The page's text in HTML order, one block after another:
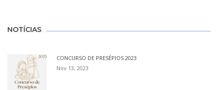
NOTÍCIAS
CONCURSO DE PRESÉPIOS 2023
Nov 13, 2023